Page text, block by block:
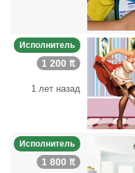
Исполнитель
1 200 ₶
1 лет назад
Исполнитель
1 800 ₶